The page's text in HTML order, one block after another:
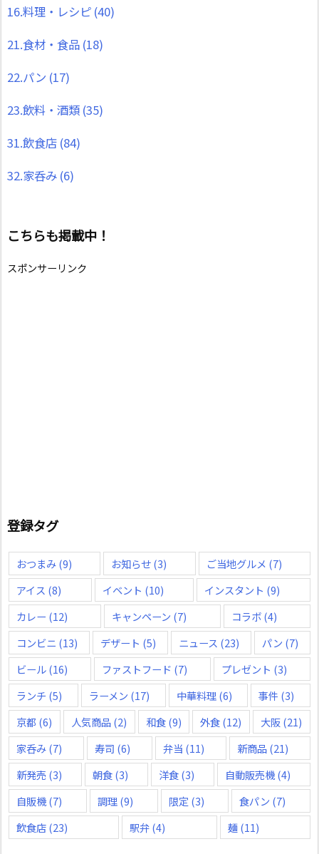
16.料理・レシピ (40)
21.食材・食品 (18)
22.パン (17)
23.飲料・酒類 (35)
31.飲食店 (84)
32.家呑み (6)
こちらも掲載中！
スポンサーリンク
登録タグ
おつまみ(9) お知らせ(3) ご当地グルメ (7)
アイス (8) イベント (10) インスタント (9)
カレー (12) キャンペーン (7) コラボ(4)
コンビニ (13) デザート (5) ニュース (23) パン (7)
ビール(16) ファストフード (7) プレゼント (3)
ランチ (5) ラーメン (17) 中華料理(6) 事件 (3)
京都 (6) 人気商品(2) 和食(9) 外食(12) 大阪(21)
家呑み(7) 寿司 (6) 弁当 (11) 新商品(21)
新発売 (3) 朝食(3) 洋食(3) 自動販売機(4)
自販機(7) 調理(9) 限定 (3) 食パン (7)
飲食店(23) 駅弁(4) 麺(11)